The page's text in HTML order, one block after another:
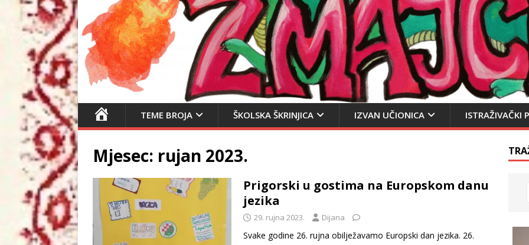
A
L
V
N
I
A
TEME BROJA ŠKOLSKA ŠKRINJICA IZVAN UČIONICA ISTRAŽIVAČKI
Mjesec: rujan 2023.
Prigorski u gostima na Europskom danu
jezika
29. rujna 2023. Dijana
Svake godine 26. rujna obilježavamo Europski dan jezika. 26.